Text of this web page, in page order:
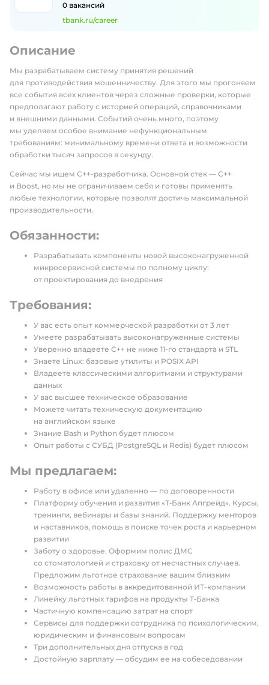
0 вакансий
tbank.ru/career
Описание
Мы разрабатываем систему принятия решений
для противодействия мошенничеству. Для этого мы прогоняем
все события всех клиентов через сложные проверки, которые
предполагают работу с историей операций, справочниками
и внешними данными. Событий очень много, поэтому
мы уделяем особое внимание нефункциональным
требованиям: минимальному времени ответа и возможности
обработки тысяч запросов в секунду.
Сейчас мы ищем C++-разработчика. Основной стек — C++
и Boost, но мы не ограничиваем себя и готовы применять
любые технологии, которые позволят достичь максимальной
производительности.
Обязанности:
Разрабатывать компоненты новой высоконагруженной
микросервисной системы по полному циклу:
от проектирования до внедрения
Требования:
У вас есть опыт коммерческой разработки от 3 лет
Умеете разрабатывать высоконагруженные системы
Уверенно владеете C++ не ниже 11-го стандарта и STL
Знаете Linux: базовые утилиты и POSIX API
Владеете классическими алгоритмами и структурами
данных
У вас высшее техническое образование
Можете читать техническую документацию
на английском языке
Знание Bash и Python будет плюсом
Опыт работы с СУБД (PostgreSQL и Redis) будет плюсом
Мы предлагаем:
Работу в офисе или удаленно — по договоренности
Платформу обучения и развития «Т‑Банк Апгрейд». Курсы,
тренинги, вебинары и базы знаний. Поддержку менторов
и наставников, помощь в поиске точек роста и карьерном
развитии
Заботу о здоровье. Оформим полис ДМС
со стоматологией и страховку от несчастных случаев.
Предложим льготное страхование вашим близким
Возможность работы в аккредитованной ИТ-компании
Линейку льготных тарифов на продукты Т‑Банка
Частичную компенсацию затрат на спорт
Сервисы для поддержки сотрудника по психологическим,
юридическим и финансовым вопросам
Три дополнительных дня отпуска в год
Достойную зарплату — обсудим ее на собеседовании